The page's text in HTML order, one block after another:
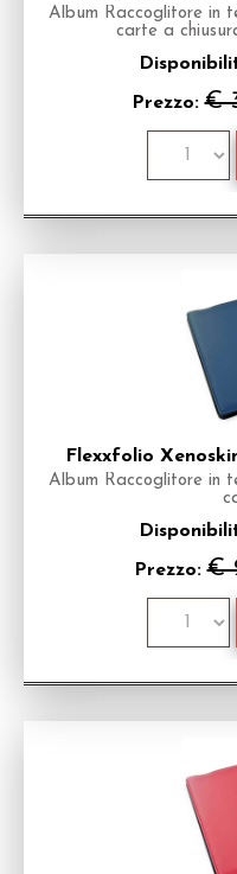
Album Raccoglitore in
carte a
Prezzo:€
Flexxfolio
Album Raccoglitore in
Prezzo:€